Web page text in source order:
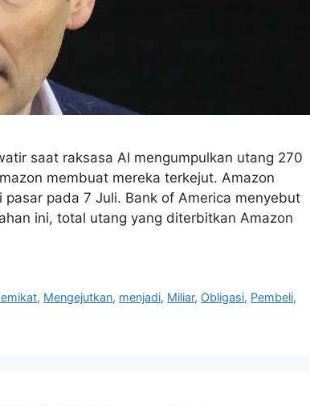
saat raksasa AI mengumpulkan utang 270
membuat mereka terkejut. Amazon
pada 7 Juli. Bank of America menyebut
ini, total utang yang diterbitkan Amazon
, Mengejutkan, menjadi, Miliar, Obligasi, Pembeli,